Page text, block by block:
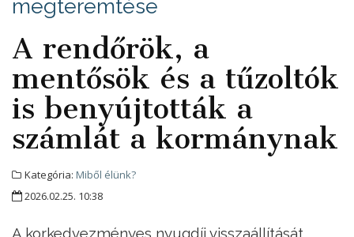
megteremtése
A rendőrök, a
mentősök és a tűzoltók
is benyújtották a
számlát a kormánynak
Kategória: Miből élünk?
2026.02.25. 10:38
A korkedvezményes nyugdíj visszaállítását